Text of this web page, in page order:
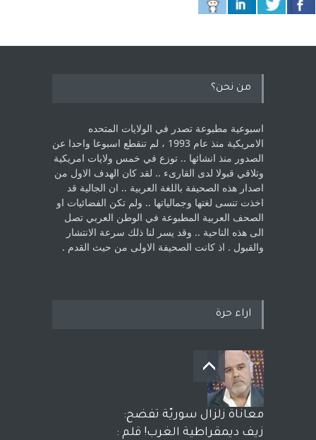
من نحن؟
اسبوعية مطبوعة تصدر في الولايات المتحده
الامريكية منذ عام 1993 ، لم ‏تنقطع اسبوعا واحدا عن
الصدور منذ انشائها .. توزع في خمس ولايات امريكية
‏وتلاقي قبولا لدى القارىء ..‏ لقد كان الهدف الاول من
اصدار هذه الصحيفة باللغة العربية .. ان الجالية قد
اخذت ‏تنسى لغتها وجمالياتها .. ولم تكن الفضائيات او
الصحف العربية المطبوعة في الوطن ‏العربي تصل
الى هذه الناحية .. وقد يسر لنا ذلك سرعة الانتشار
والقبول . اذ كانت ‏الصحيفة الاولى من حيث القدم . ‏
اراء حرة
معاناة زلزال سوريّة تفضح:
زيف ديمقراطية الغرب! قلم :